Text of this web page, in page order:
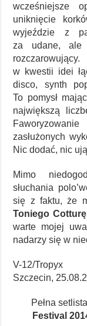
wcześniejsze
uniknięcie
wyjeździe z
za udane, ale
w kwestii idei
disco, synth
To pomysł
największą
zasłużonych
Nic dodać, nic
Mimo
słuchania
się z faktu, że
Toniego Cotturę
warte mojej
nadarzy się w
V-12/Tropyx
Szczecin,
Pełna
Festival